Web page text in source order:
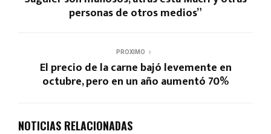
personas de otros medios”
PROXIMO
El precio de la carne bajó levemente en
octubre, pero en un año aumentó 70%
NOTICIAS RELACIONADAS